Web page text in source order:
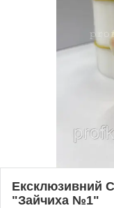
Ексклюзивний
"Зайчиха №1"